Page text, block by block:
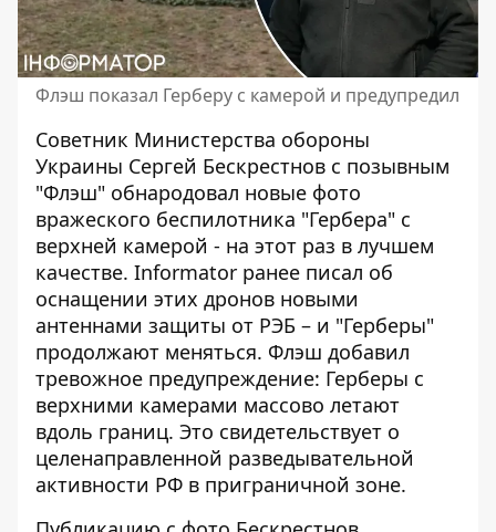
Флэш показал Герберу с камерой и предупредил
Советник Министерства обороны
Украины Сергей Бескрестнов с позывным
"Флэш" обнародовал новые фото
вражеского беспилотника "Гербера" с
верхней камерой - на этот раз в лучшем
качестве. Informator ранее писал об
оснащении этих дронов новыми
антеннами защиты от РЭБ – и "Герберы"
продолжают меняться. Флэш добавил
тревожное предупреждение: Герберы с
верхними камерами массово летают
вдоль границ. Это свидетельствует о
целенаправленной разведывательной
активности РФ в приграничной зоне.